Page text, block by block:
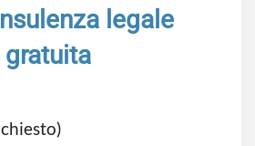
legale
gratuita